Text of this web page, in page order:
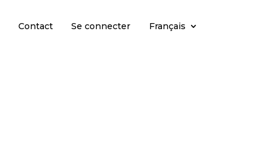
Contact Se connecter Français